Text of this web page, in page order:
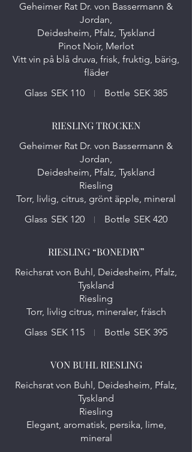
Geheimer Rat Dr. von Bassermann &
Jordan,
Deidesheim, Pfalz, Tyskland
Pinot Noir, Merlot
Vitt vin på blå druva, frisk, fruktig, bärig,
fläder
Glass SEK 110 Bottle SEK 385
RIESLING TROCKEN
Geheimer Rat Dr. von Bassermann &
Jordan,
Deidesheim, Pfalz, Tyskland
Riesling
Torr, livlig, citrus, grönt äpple, mineral
Glass SEK 120 Bottle SEK 420
RIESLING “BONEDRY”
Reichsrat von Buhl, Deidesheim, Pfalz,
Tyskland
Riesling
Torr, livlig citrus, mineraler, fräsch
Glass SEK 115 Bottle SEK 395
VON BUHL RIESLING
Reichsrat von Buhl, Deidesheim, Pfalz,
Tyskland
Riesling
Elegant, aromatisk, persika, lime,